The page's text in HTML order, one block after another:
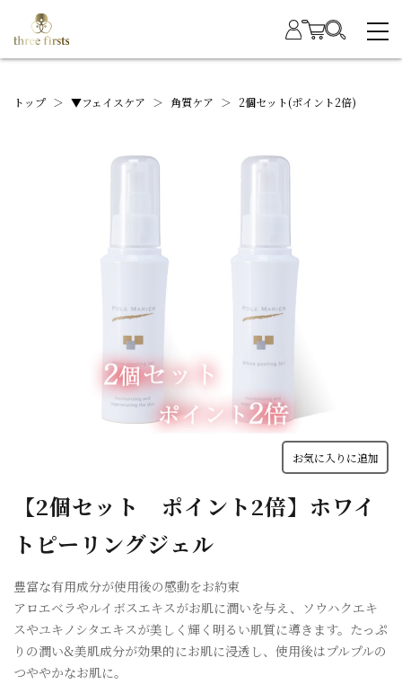
トップ ＞ ▼フェイスケア ＞ 角質ケア ＞ 2個セット(ポイント2倍)
お気に入りに追加
【2個セット ポイント2倍】ホワイ
トピーリングジェル
豊富な有用成分が使用後の感動をお約束
アロエベラやルイボスエキスがお肌に潤いを与え、ソウハクエキ
スやユキノシタエキスが美しく輝く明るい肌質に導きます。たっぷ
りの潤い&美肌成分が効果的にお肌に浸透し、使用後はプルプルの
つややかなお肌に。